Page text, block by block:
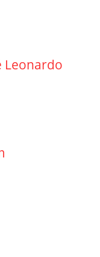
Leonardo